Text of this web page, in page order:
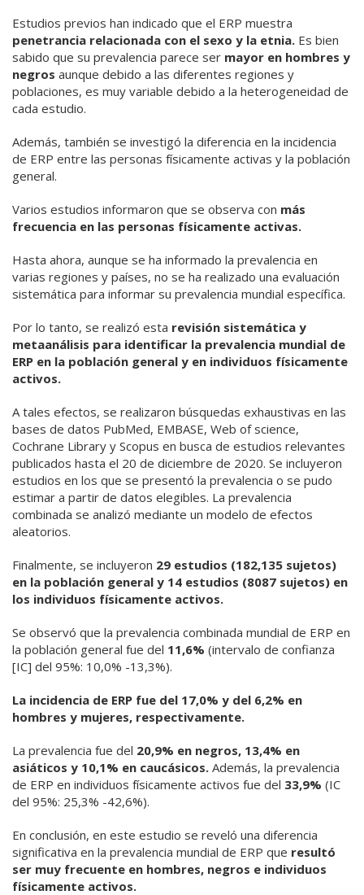
Estudios previos han indicado que el ERP muestra
penetrancia relacionada con el sexo y la etnia. Es bien
sabido que su prevalencia parece ser mayor en hombres y
negros aunque debido a las diferentes regiones y
poblaciones, es muy variable debido a la heterogeneidad de
cada estudio.
Además, también se investigó la diferencia en la incidencia
de ERP entre las personas físicamente activas y la población
general.
Varios estudios informaron que se observa con más
frecuencia en las personas físicamente activas.
Hasta ahora, aunque se ha informado la prevalencia en
varias regiones y países, no se ha realizado una evaluación
sistemática para informar su prevalencia mundial específica.
Por lo tanto, se realizó esta revisión sistemática y
metaanálisis para identificar la prevalencia mundial de
ERP en la población general y en individuos físicamente
activos.
A tales efectos, se realizaron búsquedas exhaustivas en las
bases de datos PubMed, EMBASE, Web of science,
Cochrane Library y Scopus en busca de estudios relevantes
publicados hasta el 20 de diciembre de 2020. Se incluyeron
estudios en los que se presentó la prevalencia o se pudo
estimar a partir de datos elegibles. La prevalencia
combinada se analizó mediante un modelo de efectos
aleatorios.
Finalmente, se incluyeron 29 estudios (182,135 sujetos)
en la población general y 14 estudios (8087 sujetos) en
los individuos físicamente activos.
Se observó que la prevalencia combinada mundial de ERP en
la población general fue del 11,6% (intervalo de confianza
[IC] del 95%: 10,0% -13,3%).
La incidencia de ERP fue del 17,0% y del 6,2% en
hombres y mujeres, respectivamente.
La prevalencia fue del 20,9% en negros, 13,4% en
asiáticos y 10,1% en caucásicos. Además, la prevalencia
de ERP en individuos físicamente activos fue del 33,9% (IC
del 95%: 25,3% -42,6%).
En conclusión, en este estudio se reveló una diferencia
significativa en la prevalencia mundial de ERP que resultó
ser muy frecuente en hombres, negros e individuos
físicamente activos.